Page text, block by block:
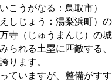
こうがなる：鳥取市）
しじょう：湯梨浜町）の
寺（じゅうまんじ）の城
られる土塁に匹敵する、
ります。
ていますが、整備がすす